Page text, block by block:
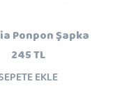
Ponpon Şapka
245 TL
EKLE